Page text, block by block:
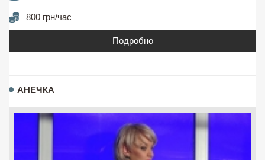
800 грн/час
Подробно
АНЕЧКА